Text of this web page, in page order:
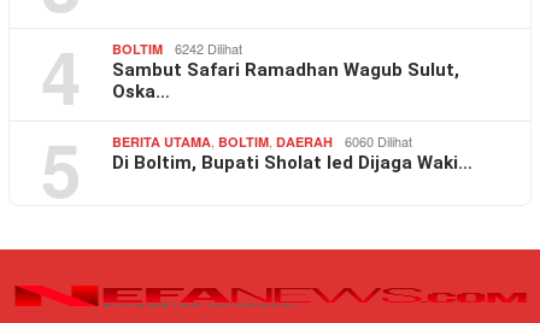
4 BOLTIM 6242 Dilihat
Sambut Safari Ramadhan Wagub Sulut,
Oska…
5 BERITA UTAMA BOLTIM DAERAH 6060 Dilihat
Di Boltim, Bupati Sholat Ied Dijaga Waki…